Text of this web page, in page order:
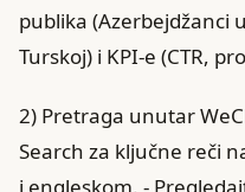
publika (Azerbejdžanci
Turskoj) i KPI-e (CTR,
2) Pretraga unutar
Search za ključne reči